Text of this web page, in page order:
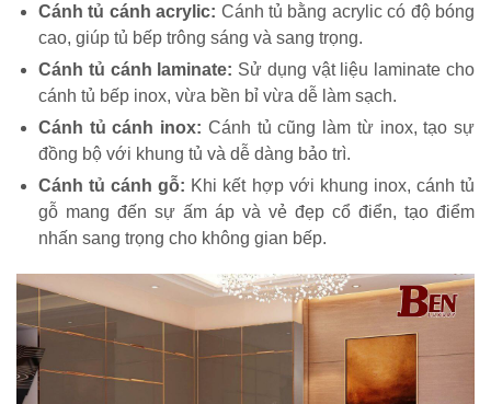
Cánh tủ cánh acrylic: Cánh tủ bằng acrylic có độ bóng
cao, giúp tủ bếp trông sáng và sang trọng.
Cánh tủ cánh laminate: Sử dụng vật liệu laminate cho
cánh tủ bếp inox, vừa bền bỉ vừa dễ làm sạch.
Cánh tủ cánh inox: Cánh tủ cũng làm từ inox, tạo sự
đồng bộ với khung tủ và dễ dàng bảo trì.
Cánh tủ cánh gỗ: Khi kết hợp với khung inox, cánh tủ
gỗ mang đến sự ấm áp và vẻ đẹp cổ điển, tạo điểm
nhấn sang trọng cho không gian bếp.